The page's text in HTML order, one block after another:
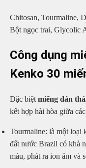
Chitosan, Tourmaline,
Bột ngọc trai, Glycolic
Công dụng
Kenko 30
Đặc biệt miếng dán
kết hợp hài hòa giữa
Tourmaline: là một loại
đất nước Brazil có khả
máu, phát ra ion âm và